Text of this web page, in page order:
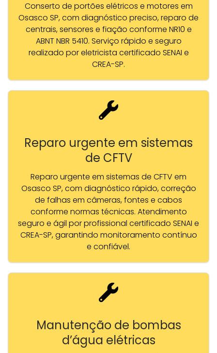
Conserto de portões elétricos e motores em
Osasco SP, com diagnóstico preciso, reparo de
centrais, sensores e fiação conforme NR10 e
ABNT NBR 5410. Serviço rápido e seguro
realizado por eletricista certificado SENAI e
CREA-SP.
Reparo urgente em sistemas
de CFTV
Reparo urgente em sistemas de CFTV em
Osasco SP, com diagnóstico rápido, correção
de falhas em câmeras, fontes e cabos
conforme normas técnicas. Atendimento
seguro e ágil por profissional certificado SENAI e
CREA-SP, garantindo monitoramento contínuo
e confiável.
Manutenção de bombas
d’água elétricas